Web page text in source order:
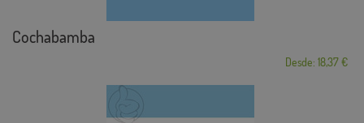
Cochabamba
Desde: 18,37 €